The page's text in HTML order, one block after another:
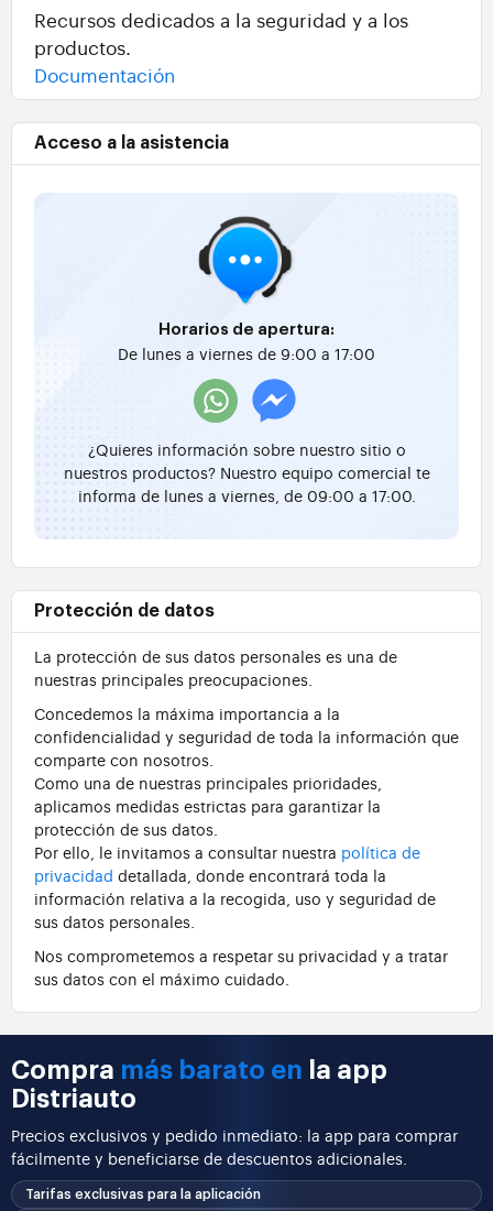
Recursos dedicados a la seguridad y a los
productos.
Documentación
Acceso a la asistencia
Horarios de apertura:
De lunes a viernes de 9:00 a 17:00
¿Quieres información sobre nuestro sitio o
nuestros productos? Nuestro equipo comercial te
informa de lunes a viernes, de 09:00 a 17:00.
Protección de datos
La protección de sus datos personales es una de
nuestras principales preocupaciones.
Concedemos la máxima importancia a la
confidencialidad y seguridad de toda la información que
comparte con nosotros.
Como una de nuestras principales prioridades,
aplicamos medidas estrictas para garantizar la
protección de sus datos.
Por ello, le invitamos a consultar nuestra política de
privacidad detallada, donde encontrará toda la
información relativa a la recogida, uso y seguridad de
sus datos personales.
Nos comprometemos a respetar su privacidad y a tratar
sus datos con el máximo cuidado.
Compra más barato en la app
Distriauto
Precios exclusivos y pedido inmediato: la app para comprar
fácilmente y beneficiarse de descuentos adicionales.
Tarifas exclusivas para la aplicación